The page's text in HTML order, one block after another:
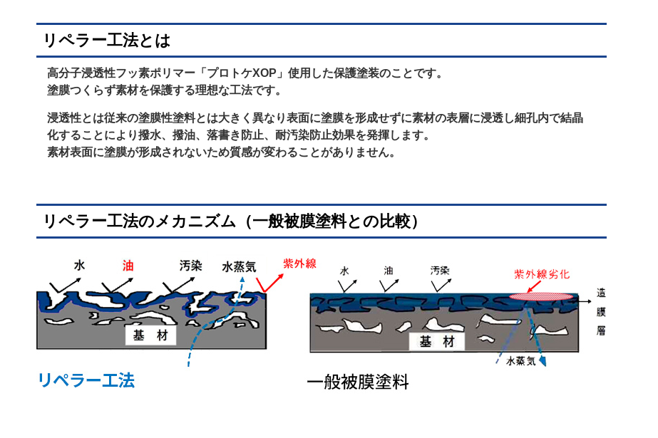
リペラー工法とは
高分子浸透性フッ素ポリマー「プロトケXOP」使用した保護塗装のことです。
塗膜つくらず素材を保護する理想な工法です。
浸透性とは従来の塗膜性塗料とは大きく異なり表面に塗膜を形成せずに素材の表層に浸透し細孔内で結晶
化することにより撥水、撥油、落書き防止、耐汚染防止効果を発揮します。
素材表面に塗膜が形成されないため質感が変わることがありません。
リペラー工法のメカニズム（一般被膜塗料との比較）